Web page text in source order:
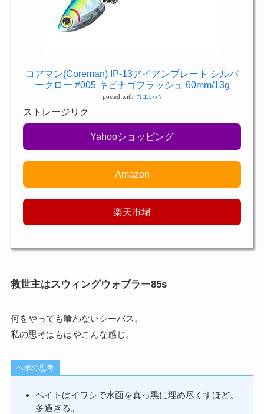
コアマン(Coreman) IP-13アイアンプレート シルバ
ークロー #005 キビナゴフラッシュ 60mm/13g
posted with カエレバ
ストレージリク
Yahooショッピング
Amazon
楽天市場
救世主はスウィングウォブラー85s
何をやっても喰わないシーバス。
私の思考はもはやこんな感じ。
ヘボの思考
ベイトはイワシで水面を真っ黒に埋め尽くすほど。
多過ぎる。